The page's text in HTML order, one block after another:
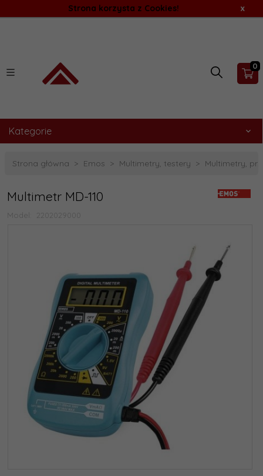
Strona korzysta z Cookies! x
0
Kategorie
Strona główna Emos Multimetry, testery Multimetry,
Multimetr MD-110
Model: 2202029000